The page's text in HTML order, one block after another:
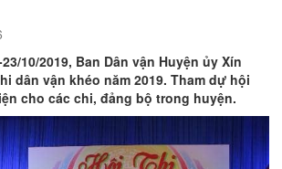
10/2019, Ban Dân vận Huyện ủy Xín
dân vận khéo năm 2019. Tham dự hội
cho các chi, đảng bộ trong huyện.